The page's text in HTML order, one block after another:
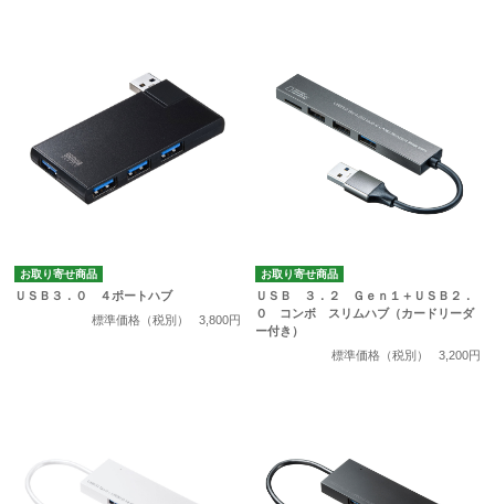
お取り寄せ商品
ＵＳＢ３．０ ４ポートハブ
標準価格（税別）
3,800円
お取り寄せ商品
ＵＳＢ ３．２ Ｇｅｎ１＋ＵＳＢ２．
０ コンボ スリムハブ（カードリーダ
ー付き）
標準価格（税別）
3,200円